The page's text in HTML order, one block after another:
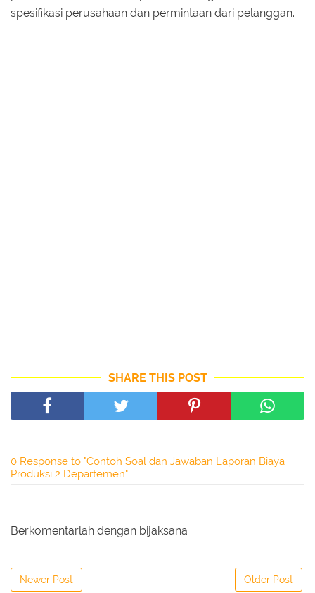
spesifikasi perusahaan dan permintaan dari pelanggan.
SHARE THIS POST
0 Response to "Contoh Soal dan Jawaban Laporan Biaya
Produksi 2 Departemen"
Berkomentarlah dengan bijaksana
Newer Post Older Post